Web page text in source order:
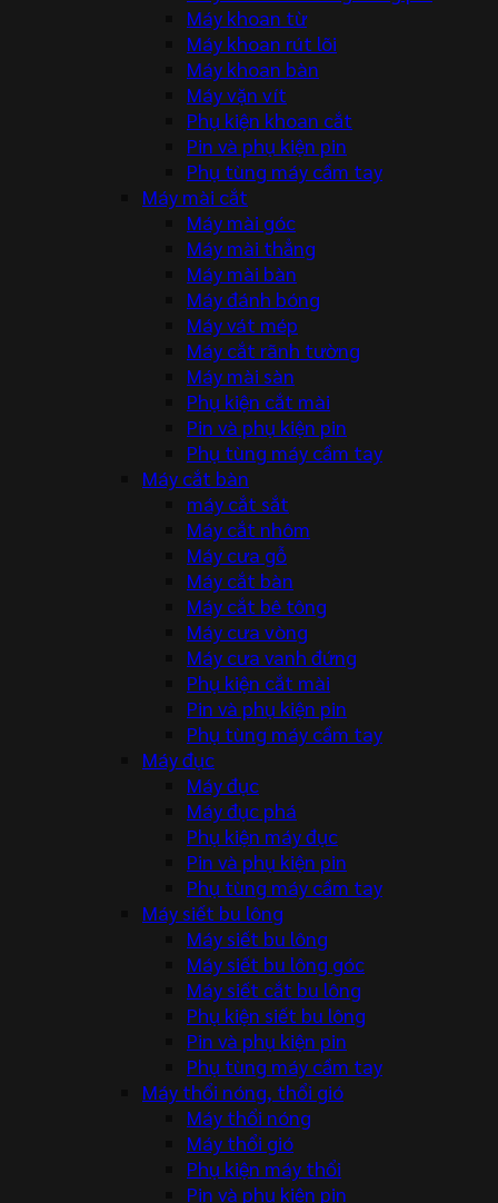
Máy khoan từ
Máy khoan rút lõi
Máy khoan bàn
Máy vặn vít
Phụ kiện khoan cắt
Pin và phụ kiện pin
Phụ tùng máy cầm tay
Máy mài cắt
Máy mài góc
Máy mài thẳng
Máy mài bàn
Máy đánh bóng
Máy vát mép
Máy cắt rãnh tường
Máy mài sàn
Phụ kiện cắt mài
Pin và phụ kiện pin
Phụ tùng máy cầm tay
Máy cắt bàn
máy cắt sắt
Máy cắt nhôm
Máy cưa gỗ
Máy cắt bàn
Máy cắt bê tông
Máy cưa vòng
Máy cưa vanh đứng
Phụ kiện cắt mài
Pin và phụ kiện pin
Phụ tùng máy cầm tay
Máy đục
Máy đục
Máy đục phá
Phụ kiện máy đục
Pin và phụ kiện pin
Phụ tùng máy cầm tay
Máy siết bu lông
Máy siết bu lông
Máy siết bu lông góc
Máy siết cắt bu lông
Phụ kiện siết bu lông
Pin và phụ kiện pin
Phụ tùng máy cầm tay
Máy thổi nóng, thổi gió
Máy thổi nóng
Máy thổi gió
Phụ kiện máy thổi
Pin và phụ kiện pin